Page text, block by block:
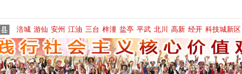
涪城 游仙 安州 江油 三台 梓潼 盐亭 平武 北川 高新 经开 科技城新区